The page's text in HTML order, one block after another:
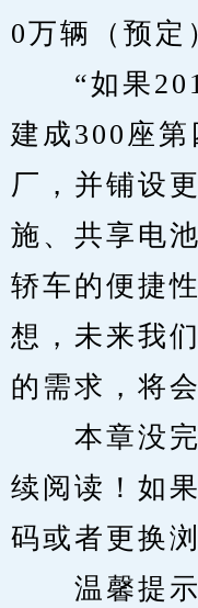
0万辆（预定
“如果
建成300座
厂，并铺设
施、共享电
轿车的便捷
想，未来我
的需求，将
本章没完
续阅读！如
码或者更换
温馨提示